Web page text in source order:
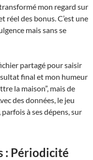
mon regard sur
réel des bonus. C’est une
mais sans se
partagé pour saisir
final et mon humeur
la maison”, mais de
des données, le jeu
à ses dépens, sur
: Périodicité